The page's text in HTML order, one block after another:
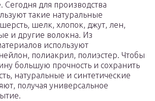
Сегодня для производства
такие натуральные
шелк, хлопок, джут, лен,
и другие волокна. Из
используют
полиакрил, полиэстер. Чтобы
большую прочность и сохранить
натуральные и синтетические
получая универсальное